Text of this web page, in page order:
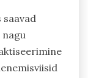
saavad